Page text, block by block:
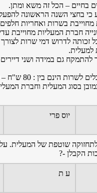
בחיים – הכל זה משא ומתן.
כי בחצי השנה הראשונה
בשרות ואחריות
חברת המעליות מחוייבת
זכותה לדרוש דמי שרות לצורך
למעלית.
גם במידה ושני
בסוג המעלית וחברת
יוס פרי
שוטפת של המעלית. על
הקבלן -?
ע ת